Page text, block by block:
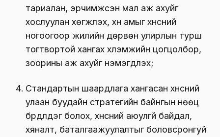
тариалан, эрчимжсэн мал аж ахуйг
хослуулан хөгжүүлэх, хүн амыг хүнсний
ногоогоор жилийн дөрвөн улирлын турш
тогтвортой хангах хүлэмжийн цогцолбор,
зоорины аж ахуйг нэмэгдүүлэх;
Стандартын шаардлага хангасан хүнсний
улаан буудайн стратегийн байнгын нөөц
бүрдүүлдэг болох, хүнсний аюулгүй байдал,
хяналт, баталгаажуулалтыг боловсронгуй